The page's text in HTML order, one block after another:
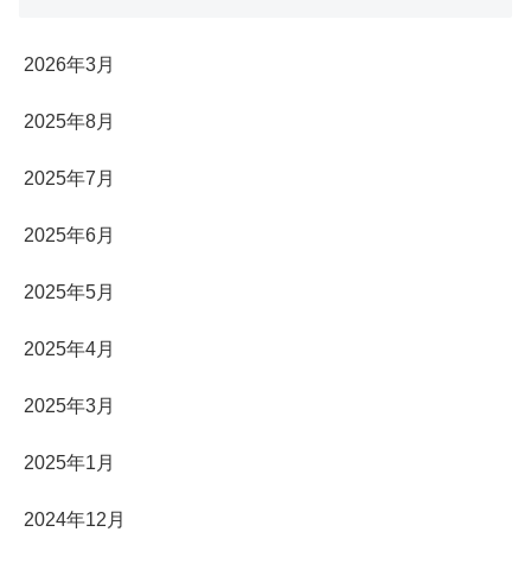
2026年3月
2025年8月
2025年7月
2025年6月
2025年5月
2025年4月
2025年3月
2025年1月
2024年12月